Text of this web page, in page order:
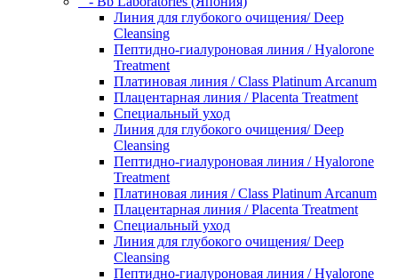
Линия для глубокого очищения/ Deep
Cleansing
Пептидно-гиалуроновая линия / Hyalorone
Treatment
Платиновая линия / Class Platinum Arcanum
Плацентарная линия / Placenta Treatment
Специальный уход
Линия для глубокого очищения/ Deep
Cleansing
Пептидно-гиалуроновая линия / Hyalorone
Treatment
Платиновая линия / Class Platinum Arcanum
Плацентарная линия / Placenta Treatment
Специальный уход
Линия для глубокого очищения/ Deep
Cleansing
Пептидно-гиалуроновая линия / Hyalorone